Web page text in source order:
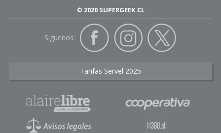
© 2020 SUPERGEEK.CL
Siguenos:
Tarifas Servel 2025